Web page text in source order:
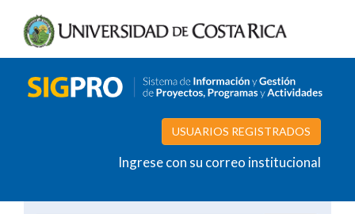
USUARIOS REGISTRADOS
Ingrese con su correo institucional